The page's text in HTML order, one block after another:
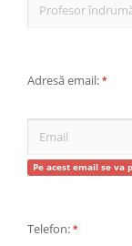
Adresă email: *
Pe acest email se
Telefon: *